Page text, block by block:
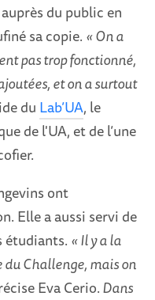
du public en
sa copie. « On a
pas trop fonctionné,
et on a surtout
du Lab’UA, le
de l'UA, et de l’une
ont
Elle a aussi servi de
étudiants. « Il y a la
Challenge, mais on
Eva Cerio.Dans